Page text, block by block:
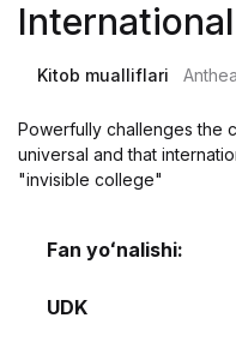
International
Kitob mualliflari
Powerfully challenges the
universal and that
"invisible college"
Fan yoʻnalishi:
UDK